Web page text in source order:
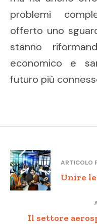
problemi
offerto uno
stanno
economico e
futuro più
ARTICOLO
Unire
Il settore